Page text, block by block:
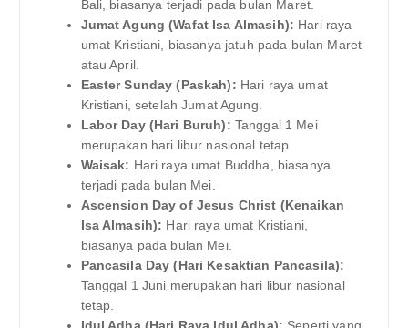
Bali, biasanya terjadi pada bulan Maret.
Jumat Agung (Wafat Isa Almasih): Hari raya
umat Kristiani, biasanya jatuh pada bulan Maret
atau April.
Easter Sunday (Paskah): Hari raya umat
Kristiani, setelah Jumat Agung.
Labor Day (Hari Buruh): Tanggal 1 Mei
merupakan hari libur nasional tetap.
Waisak: Hari raya umat Buddha, biasanya
terjadi pada bulan Mei.
Ascension Day of Jesus Christ (Kenaikan
Isa Almasih): Hari raya umat Kristiani,
biasanya pada bulan Mei.
Pancasila Day (Hari Kesaktian Pancasila):
Tanggal 1 Juni merupakan hari libur nasional
tetap.